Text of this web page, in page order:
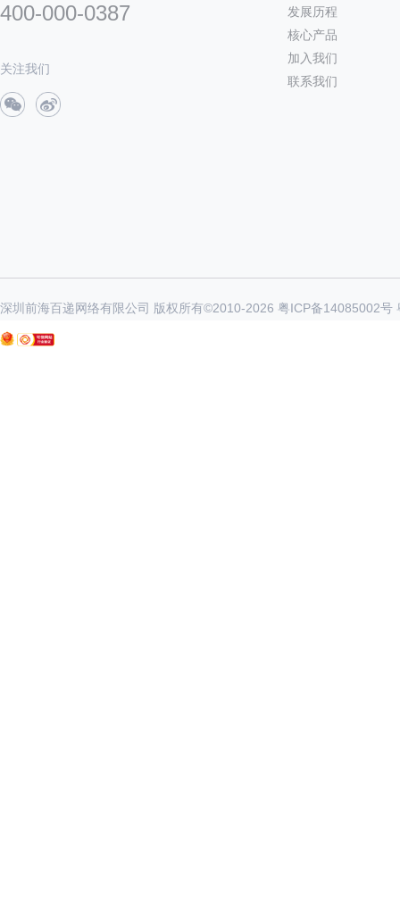
400-000-0387
关注我们
发展历程
核心产品
加入我们
联系我们
深圳前海百递网络有限公司 版权所有©2010-2026 粤ICP备14085002号